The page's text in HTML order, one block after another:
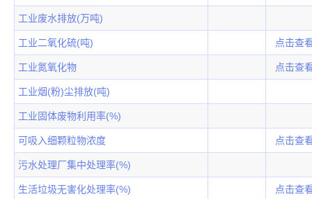
工业废水排放(万吨)
工业二氧化硫(吨) 点击查
工业氮氧化物 点击查
工业烟(粉)尘排放(吨)
工业固体废物利用率(%)
可吸入细颗粒物浓度 点击查
污水处理厂集中处理率(%)
生活垃圾无害化处理率(%) 点击查